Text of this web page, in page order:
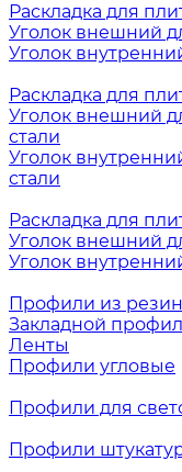
Раскладка для
Уголок внешний
Уголок
Раскладка для
Уголок внешний
стали
Уголок
стали
Раскладка для
Уголок внешний
Уголок
Профили из
Закладной
Ленты
Профили угловые
Профили для
Профили